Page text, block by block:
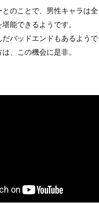
とのことで、男性キャラは
能できるようです。
バッドエンドもあるようで
、この機会に是非。